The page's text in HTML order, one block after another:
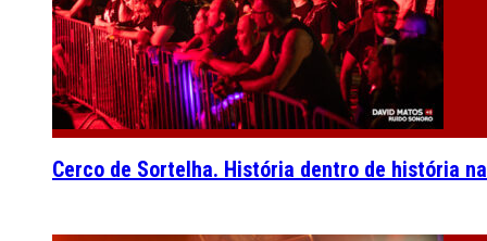
Cerco de Sortelha. História dentro de história